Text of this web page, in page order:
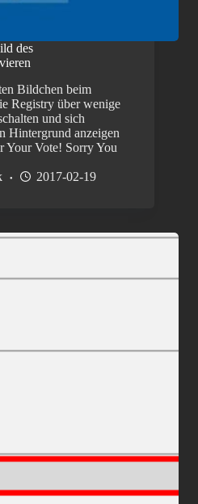
des
Bildchen beim
Registry über wenige
und sich
Hintergrund anzeigen
Your Vote! Sorry You
2017-02-19